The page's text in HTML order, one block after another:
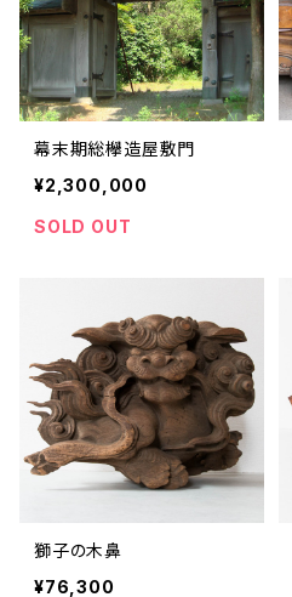
幕末期総欅造屋敷門
¥2,300,000
SOLD OUT
獅子の木鼻
¥76,300